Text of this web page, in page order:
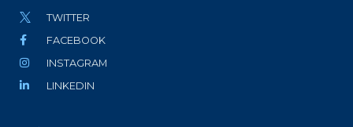
TWITTER
FACEBOOK
INSTAGRAM
LINKEDIN